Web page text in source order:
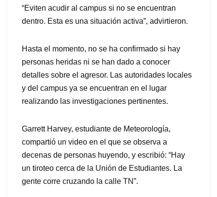
“Eviten acudir al campus si no se encuentran
dentro. Esta es una situación activa”, advirtieron.
Hasta el momento, no se ha confirmado si hay
personas heridas ni se han dado a conocer
detalles sobre el agresor. Las autoridades locales
y del campus ya se encuentran en el lugar
realizando las investigaciones pertinentes.
Garrett Harvey, estudiante de Meteorología,
compartió un video en el que se observa a
decenas de personas huyendo, y escribió: “Hay
un tiroteo cerca de la Unión de Estudiantes. La
gente corre cruzando la calle TN”.